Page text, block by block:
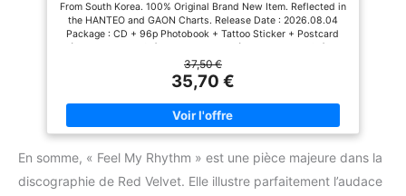
From South Korea. 100% Original Brand New Item. Reflected in
the HANTEO and GAON Charts. Release Date : 2026.08.04
Package : CD + 96p Photobook + Tattoo Sticker + Postcard
Photocard (Random 1 out of 5)
37,50 €
35,70 €
En somme, « Feel My Rhythm » est une pièce majeure dans la
discographie de Red Velvet. Elle illustre parfaitement l’audace